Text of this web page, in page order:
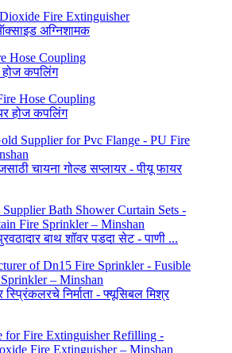
अग्निशामक
कपलिंग
होज कपलिंग
चायना गोल्ड सप्लायर - पीयू फायर
बाथ शॉवर पडदा सेट - पाणी ...
निर्माता - फ्यूसिबल मिश्र